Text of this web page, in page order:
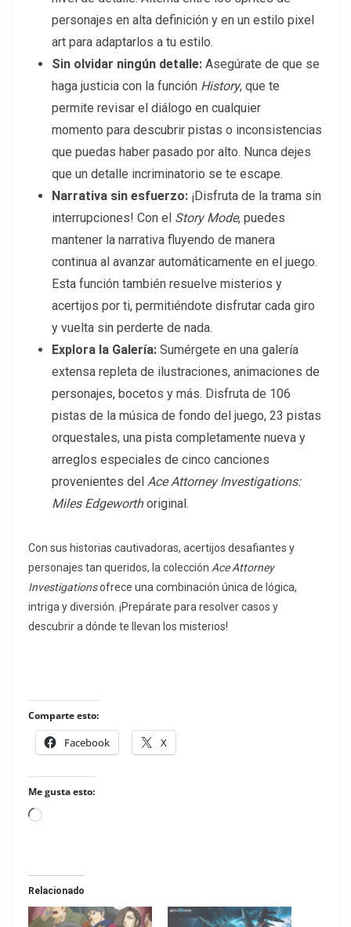
personajes en alta definición y en un estilo pixel
art para adaptarlos a tu estilo.
Sin olvidar ningún detalle: Asegúrate de que se
haga justicia con la función History, que te
permite revisar el diálogo en cualquier
momento para descubrir pistas o inconsistencias
que puedas haber pasado por alto. Nunca dejes
que un detalle incriminatorio se te escape.
Narrativa sin esfuerzo: ¡Disfruta de la trama sin
interrupciones! Con el Story Mode, puedes
mantener la narrativa fluyendo de manera
continua al avanzar automáticamente en el juego.
Esta función también resuelve misterios y
acertijos por ti, permitiéndote disfrutar cada giro
y vuelta sin perderte de nada.
Explora la Galería: Sumérgete en una galería
extensa repleta de ilustraciones, animaciones de
personajes, bocetos y más. Disfruta de 106
pistas de la música de fondo del juego, 23 pistas
orquestales, una pista completamente nueva y
arreglos especiales de cinco canciones
provenientes del Ace Attorney Investigations:
Miles Edgeworthoriginal.
Con sus historias cautivadoras, acertijos desafiantes y
personajes tan queridos, la colección Ace Attorney
Investigationsofrece una combinación única de lógica,
intriga y diversión. ¡Prepárate para resolver casos y
descubrir a dónde te llevan los misterios!
Comparte esto:
Facebook X
Me gusta esto:
Loading…
Relacionado